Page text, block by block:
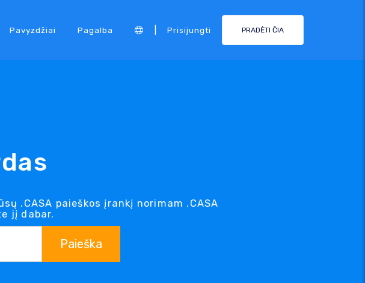
Pavyzdžiai Pagalba Prisijungti PRADĖTI ČIA
.CASA paieškos įrankį norimam .CASA
jį dabar.
Paieška